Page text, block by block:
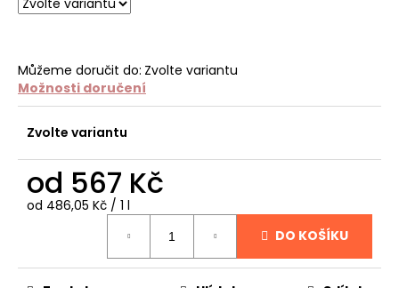
Můžeme doručit do: Zvolte variantu
Možnosti doručení
Zvolte variantu
od 567 Kč
Měrná
od 486,05 Kč / 1 l
DO KOŠÍKU
e
MALÝ
KARTÁČ
(SLICKER)
290
Kč